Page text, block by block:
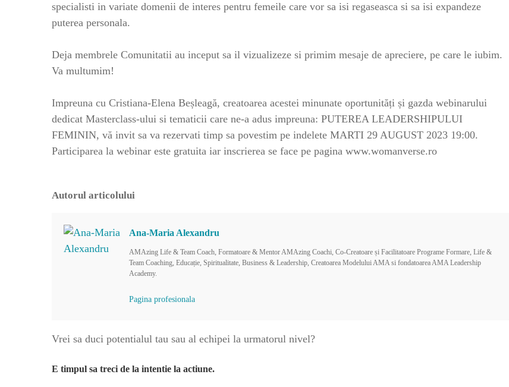
specialisti in variate domenii de interes pentru femeile care vor sa isi regaseasca si sa isi expandeze
puterea personala.
Deja membrele Comunitatii au inceput sa il vizualizeze si primim mesaje de apreciere, pe care le iubim.
Va multumim!
Impreuna cu Cristiana-Elena Beșleagă, creatoarea acestei minunate oportunități și gazda webinarului
dedicat Masterclass-ului si tematicii care ne-a adus impreuna: PUTEREA LEADERSHIPULUI
FEMININ, vă invit sa va rezervati timp sa povestim pe indelete MARTI 29 AUGUST 2023 19:00.
Participarea la webinar este gratuita iar inscrierea se face pe pagina www.womanverse.ro
Autorul articolului
Ana-Maria Alexandru
AMAzing Life & Team Coach, Formatoare & Mentor AMAzing Coachi, Co-Creatoare și Facilitatoare Programe Formare, Life &
Team Coaching, Educație, Spiritualitate, Business & Leadership, Creatoarea Modelului AMA si fondatoarea AMA Leadership
Academy.
Pagina profesionala
Vrei sa duci potentialul tau sau al echipei la urmatorul nivel?
E timpul sa treci de la intentie la actiune.